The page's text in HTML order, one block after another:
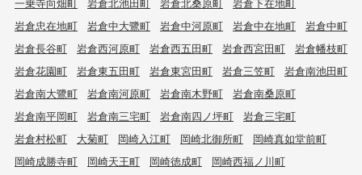
一乗寺向畑町
岩倉北池田町 岩倉北桑原町
岩倉下在地町
岩倉忠在地町
岩倉中大鷺町 岩倉中河原町 岩倉中在地町
岩倉中町
岩倉長谷町
岩倉西河原町 岩倉西五田町 岩倉西宮田町
岩倉幡枝町
岩倉花園町
岩倉東五田町 岩倉東宮田町 岩倉三笠町
岩倉南池田町
岩倉南大鷺町
岩倉南河原町 岩倉南木野町
岩倉南桑原町
岩倉南平岡町
岩倉南三宅町 岩倉南四ノ坪町
岩倉三宅町
岩倉村松町
大菊町 岡崎入江町 岡崎北御所町
岡崎真如堂前町
岡崎成勝寺町
岡崎天王町 岡崎徳成町
岡崎西福ノ川町